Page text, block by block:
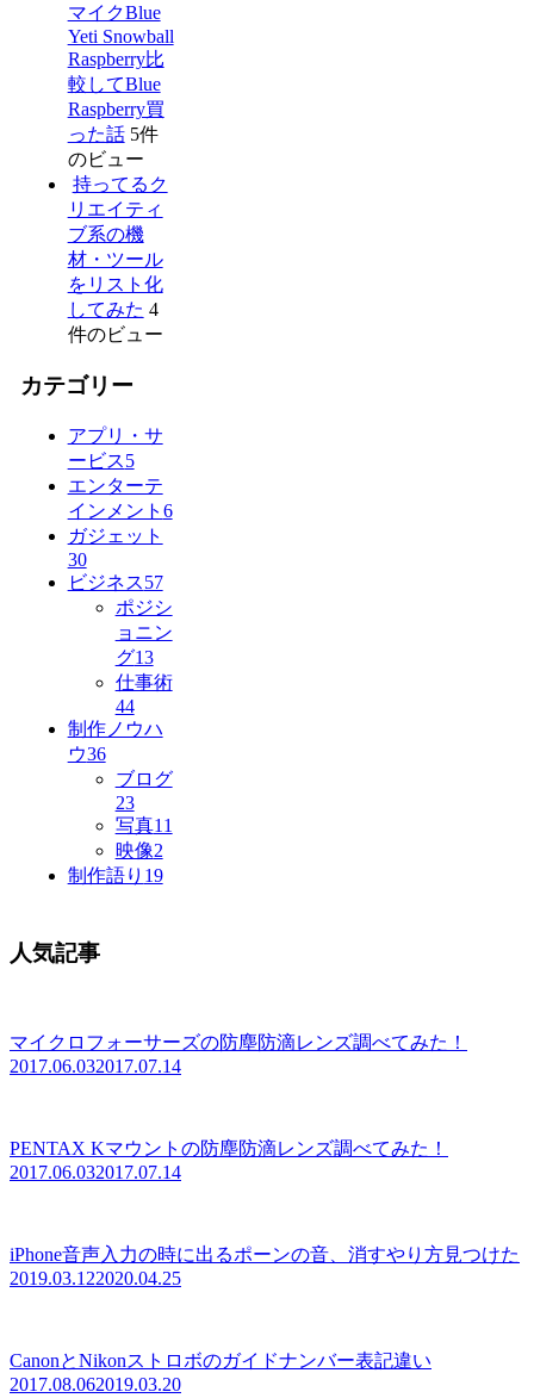
マイクBlue
Yeti Snowball
Raspberry比
較してBlue
Raspberry買
った話 5件
のビュー
持ってるク
リエイティ
ブ系の機
材・ツール
をリスト化
してみた 4
件のビュー
カテゴリー
アプリ・サ
ービス5
エンターテ
インメント 6
ガジェット
30
ビジネス57
ポジシ
ョニン
グ13
仕事術
44
制作ノウハ
ウ36
ブログ
23
写真11
映像2
制作語り 19
人気記事
マイクロフォーサーズの防塵防滴レンズ調べてみた！
2017.06.032017.07.14
PENTAX Kマウントの防塵防滴レンズ調べてみた！
2017.06.032017.07.14
iPhone音声入力の時に出るポーンの音、消すやり方見つけた
2019.03.122020.04.25
CanonとNikonストロボのガイドナンバー表記違い
2017.08.062019.03.20